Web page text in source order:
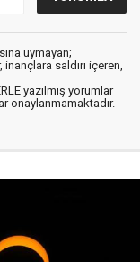
uymayan;
saldırı içeren,
yazılmış yorumlar
onaylanmamaktadır.